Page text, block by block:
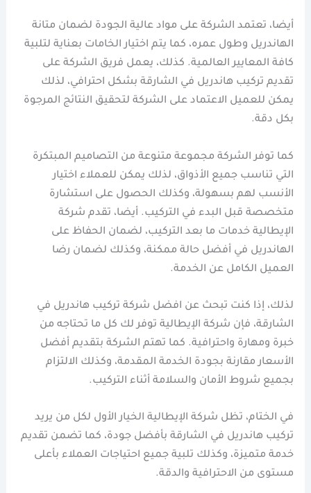
أيضا، تعتمد الشركة على مواد عالية الجودة لضمان متانة
الهاندريل وطول عمره، كما يتم اختيار الخامات بعناية لتلبية
كافة المعايير العالمية. كذلك، يعمل فريق الشركة على
تقديم تركيب هاندريل في الشارقة بشكل احترافي، لذلك
يمكن للعميل الاعتماد على الشركة لتحقيق النتائج المرجوة
بكل دقة.
كما توفر الشركة مجموعة متنوعة من التصاميم المبتكرة
التي تناسب جميع الأذواق، لذلك يمكن للعملاء اختيار
الأنسب لهم بسهولة، وكذلك الحصول على استشارة
متخصصة قبل البدء في التركيب. أيضا، تقدم شركة
الإيطالية خدمات ما بعد التركيب، لضمان الحفاظ على
الهاندريل في أفضل حالة ممكنة، وكذلك لضمان رضا
العميل الكامل عن الخدمة.
لذلك، إذا كنت تبحث عن افضل شركة تركيب هاندريل في
الشارقة، فإن شركة الإيطالية توفر لك كل ما تحتاجه من
خبرة ومهارة واحترافية. كما تهتم الشركة بتقديم أفضل
الأسعار مقارنة بجودة الخدمة المقدمة، وكذلك الالتزام
بجميع شروط الأمان والسلامة أثناء التركيب.
في الختام، تظل شركة الإيطالية الخيار الأول لكل من يريد
تركيب هاندريل في الشارقة بأفضل جودة، كما تضمن تقديم
خدمة متميزة، وكذلك تلبية جميع احتياجات العملاء بأعلى
مستوى من الاحترافية والدقة.